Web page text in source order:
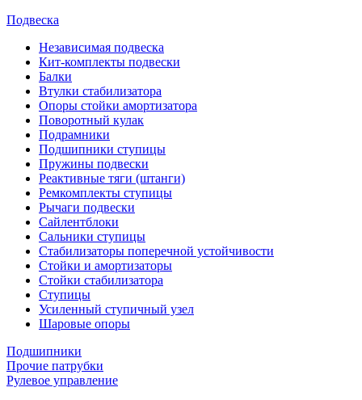
Подвеска
Независимая подвеска
Кит-комплекты подвески
Балки
Втулки стабилизатора
Опоры стойки амортизатора
Поворотный кулак
Подрамники
Подшипники ступицы
Пружины подвески
Реактивные тяги (штанги)
Ремкомплекты ступицы
Рычаги подвески
Сайлентблоки
Сальники ступицы
Стабилизаторы поперечной устойчивости
Стойки и амортизаторы
Стойки стабилизатора
Ступицы
Усиленный ступичный узел
Шаровые опоры
Подшипники
Прочие патрубки
Рулевое управление